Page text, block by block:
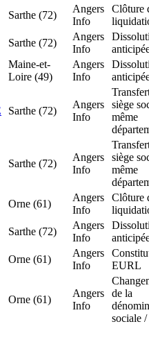
Sarthe (72)
Angers
Info
Clôture
Sarthe (72)
Angers
Info
Maine-et-
Loire (49)
Angers
Info
Sarthe (72)
Angers
Info
siège
même
Sarthe (72)
Angers
Info
siège
même
Orne (61)
Angers
Info
Clôture
Sarthe (72)
Angers
Info
Orne (61)
Angers
Info
EURL
Orne (61)
Angers
Info
de la
sociale